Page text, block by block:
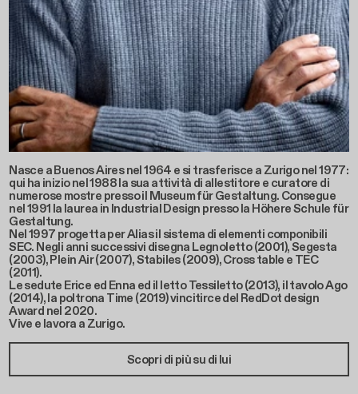
Nasce a Buenos Aires nel 1964 e si trasferisce a Zurigo nel 1977:
qui ha inizio nel 1988 la sua attività di allestitore e curatore di
numerose mostre presso il Museum für Gestaltung. Consegue
nel 1991 la laurea in Industrial Design presso la Höhere Schule für
Gestaltung.
Nel 1997 progetta per Alias il sistema di elementi componibili
SEC. Negli anni successivi disegna Legnoletto (2001), Segesta
(2003), Plein Air (2007), Stabiles (2009), Cross table e TEC
(2011).
Le sedute Erice ed Enna ed il letto Tessiletto (2013), il tavolo Ago
(2014), la poltrona Time (2019) vincitirce del RedDot design
Award nel 2020.
Vive e lavora a Zurigo.
Scopri di più su di lui